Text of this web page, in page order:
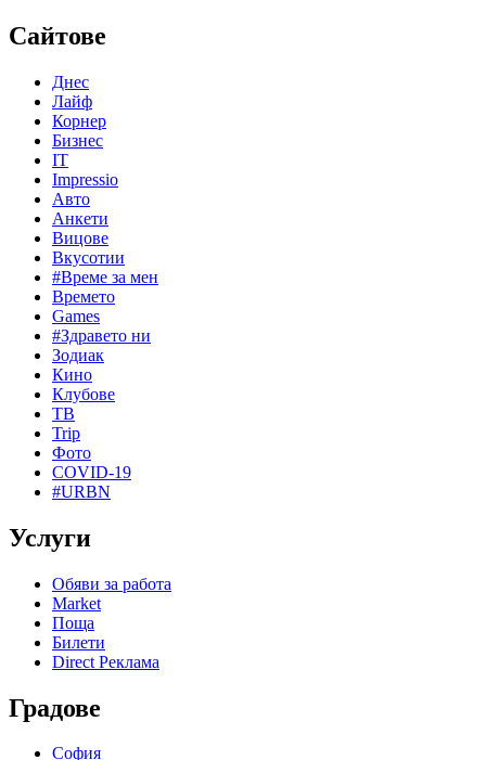
Сайтове
Днес
Лайф
Корнер
Бизнес
IT
Impressio
Авто
Анкети
Вицове
Вкусотии
#Време за мен
Времето
Games
#Здравето ни
Зодиак
Кино
Клубове
ТВ
Trip
Фото
COVID-19
#URBN
Услуги
Обяви за работа
Market
Поща
Билети
Direct Реклама
Градове
София